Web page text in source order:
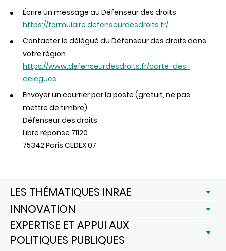
Écrire un message au Défenseur des droits
https://formulaire.defenseurdesdroits.fr/
Contacter le délégué du Défenseur des droits dans
votre région
https://www.defenseurdesdroits.fr/carte-des-
delegues
Envoyer un courrier par la poste (gratuit, ne pas
mettre de timbre)
Défenseur des droits
Libre réponse 71120
75342 Paris CEDEX 07
LES THÉMATIQUES INRAE
INNOVATION
EXPERTISE ET APPUI AUX
POLITIQUES PUBLIQUES